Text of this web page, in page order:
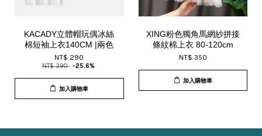
KACADY立體帽玩偶冰絲
棉短袖上衣140CM |兩色
NT$ 290
NT$ 390 -25.6%
加入購物車
XING粉色獨角馬網紗拼接
條紋棉上衣 80-120cm
NT$ 350
加入購物車